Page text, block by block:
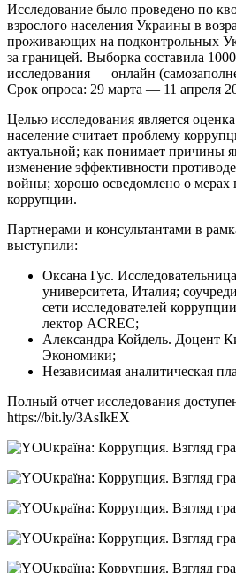
Исследование было проведено по
взрослого населения Украины в
проживающих на подконтрольных
за границей. Выборка составила
исследования — онлайн
Срок опроса: 29 марта — 11 апреля
Целью исследования является
население считает проблему
актуальной; как понимает причины
изменение эффективности
войны; хорошо осведомлено о мерах
коррупции.
Партнерами и консультантами в
выступили:
Оксана Гус.
университета, Италия;
сети исследователей
лектор ACREC;
Александра Койдель. Доцент
Экономики;
Независимая аналитическая
Полный отчет исследования
https://bit.ly/3AsIkEX